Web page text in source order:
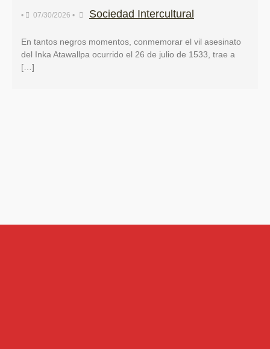
• 07/30/2026 • Sociedad Intercultural
En tantos negros momentos, conmemorar el vil asesinato
del Inka Atawallpa ocurrido el 26 de julio de 1533, trae a
[…]